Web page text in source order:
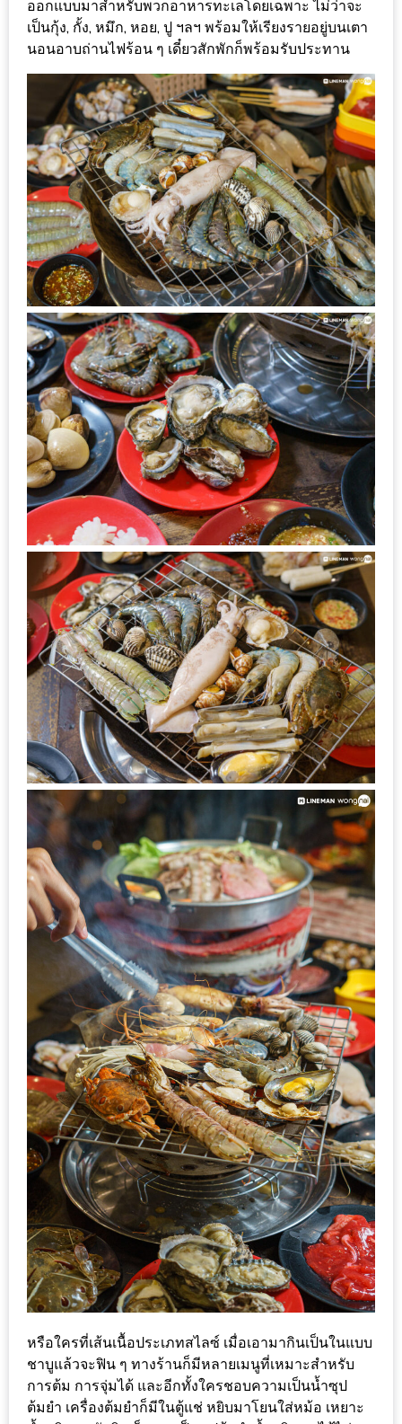
เชียงใหม่
TOP30
ไม่
เกิน
200
บาท
รีวิว
ดี
กับ
วงใน
แจก
ฟรี
LINE
GIFTCODE!
ลายแทง
ความ
อร่อย
เชียงใหม่
ลุ้น
บัตร
รับ
ประทาน
บุฟเฟ่ต์
ฟรี
ที่
LE
CRYSTAL
เชียงใหม่
ฟรี
2
ท่าน
ลุ้น
รับ
GIFT
VOUCHER
รับ
ประทาน
อาหาร
มูลค่า
1,000
บาท
ฟรี
3
รางวัล
วัน
แม่
สุด
พิเศษ
โปร
โม
ชั่น
ออกแบบมาสำหรับพวกอาหารทะเลโดยเฉพาะ ไม่ว่าจะ
เป็นกุ้ง, กั้ง, หมึก, หอย, ปู ฯลฯ พร้อมให้เรียงรายอยู่บนเตา
นอนอาบถ่านไฟร้อน ๆ เดี๋ยวสักพักก็พร้อมรับประทาน
หรือใครที่เส้นเนื้อประเภทสไลซ์ เมื่อเอามากินเป็นในแบบ
ชาบูแล้วจะฟิน ๆ ทางร้านก็มีหลายเมนูที่เหมาะสำหรับ
การต้ม การจุ่มได้ และอีกทั้งใครชอบความเป็นน้ำซุป
ต้มยำ เครื่องต้มยำก็มีในตู้แช่ หยิบมาโยนใส่หม้อ เหยาะ